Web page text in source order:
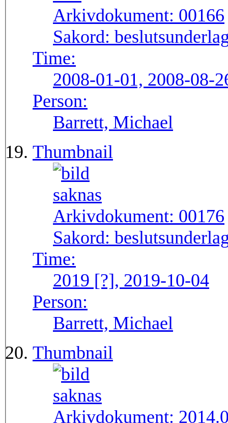
Arkivdokument: 00166
Sakord:
Time:
2008-01-01, 2008-08-
Person:
Barrett, Michael
Thumbnail
Arkivdokument: 00176
Sakord:
Time:
2019 [?], 2019-10-04
Person:
Barrett, Michael
Thumbnail
Arkivdokument: